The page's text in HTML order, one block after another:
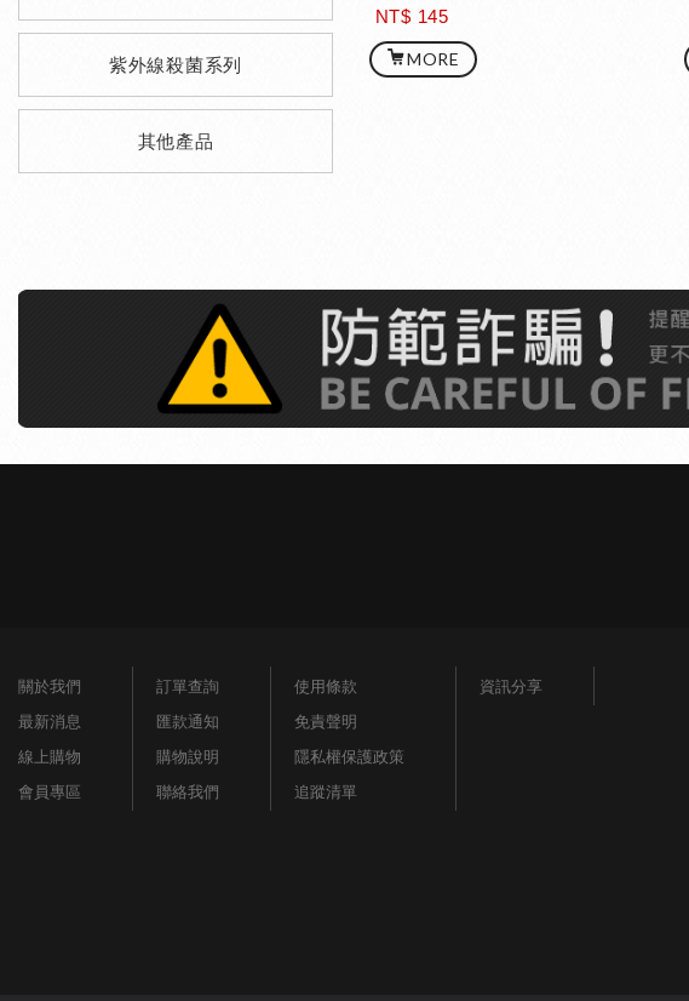
紫外線殺菌系列
其他產品
NT$ 145
MORE
關於我們
最新消息
線上購物
會員專區
訂單查詢
匯款通知
購物說明
聯絡我們
使用條款
免責聲明
隱私權保護政策
追蹤清單
資訊分享